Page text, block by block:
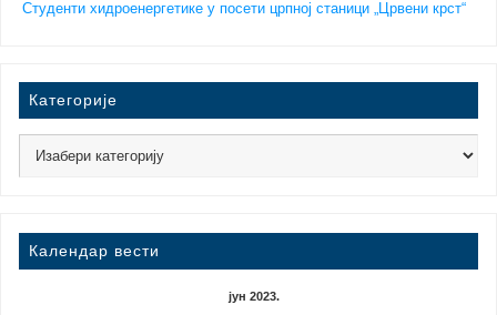
Студенти хидроенергетике у посети црпној станици „Црвени крст“
Категорије
Календар вести
јун 2023.